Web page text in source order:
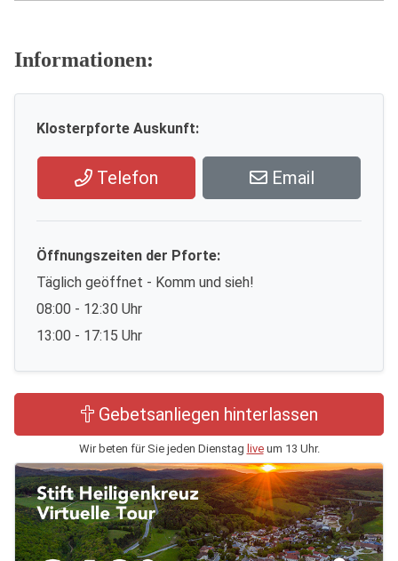
Informationen:
Klosterpforte Auskunft:
Telefon Email
Öffnungszeiten der Pforte:
Täglich geöffnet - Komm und sieh!
08:00 - 12:30 Uhr
13:00 - 17:15 Uhr
Gebetsanliegen hinterlassen
Wir beten für Sie jeden Dienstag liveum 13 Uhr.